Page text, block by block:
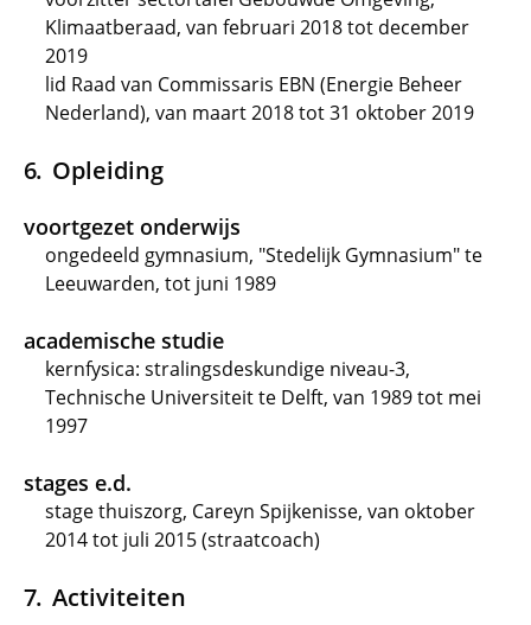
Klimaatberaad, van februari 2018 tot december
2019
lid Raad van Commissaris EBN (Energie Beheer
Nederland), van maart 2018 tot 31 oktober 2019
Opleiding
voortgezet onderwijs
ongedeeld gymnasium, "Stedelijk Gymnasium" te
Leeuwarden, tot juni 1989
academische studie
kernfysica: stralingsdeskundige niveau-3,
Technische Universiteit te Delft, van 1989 tot mei
1997
stages e.d.
stage thuiszorg, Careyn Spijkenisse, van oktober
2014 tot juli 2015 (straatcoach)
Activiteiten